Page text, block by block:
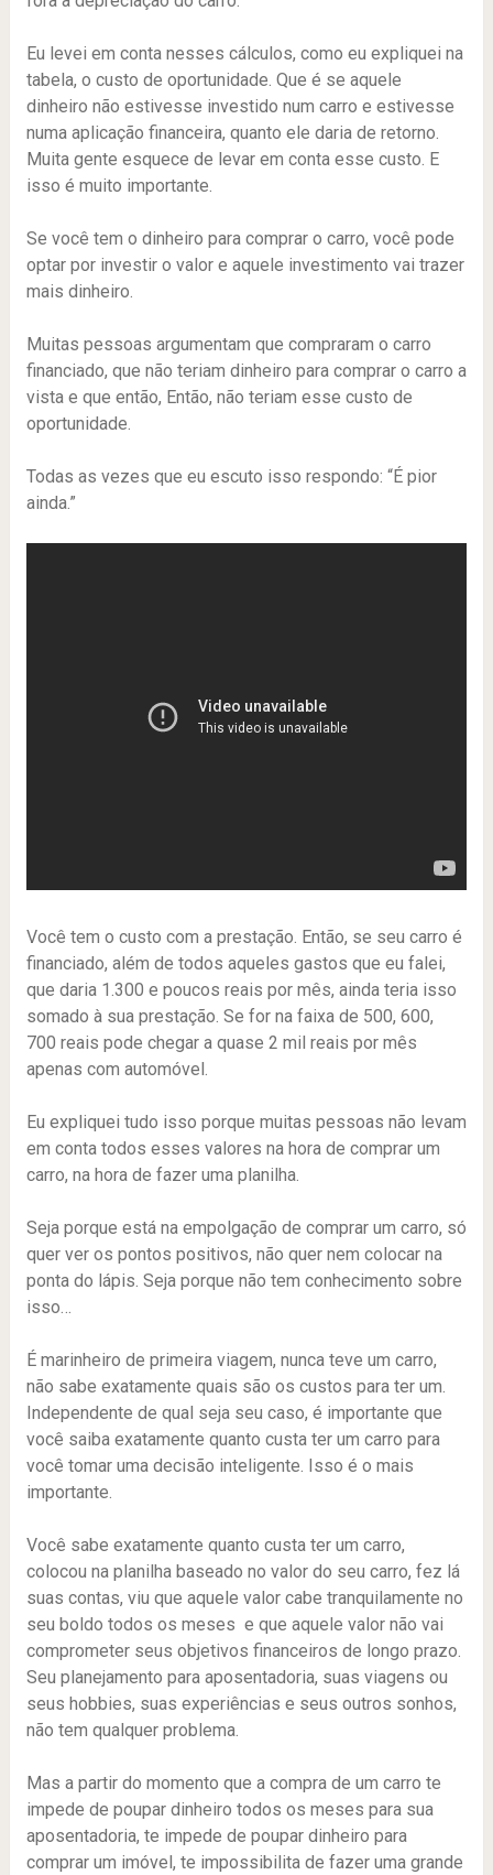
Eu levei em conta nesses cálculos, como eu expliquei na
tabela, o custo de oportunidade. Que é se aquele
dinheiro não estivesse investido num carro e estivesse
numa aplicação financeira, quanto ele daria de retorno.
Muita gente esquece de levar em conta esse custo. E
isso é muito importante.
Se você tem o dinheiro para comprar o carro, você pode
optar por investir o valor e aquele investimento vai trazer
mais dinheiro.
Muitas pessoas argumentam que compraram o carro
financiado, que não teriam dinheiro para comprar o carro a
vista e que então, Então, não teriam esse custo de
oportunidade.
Todas as vezes que eu escuto isso respondo: “É pior
ainda.”
Você tem o custo com a prestação. Então, se seu carro é
financiado, além de todos aqueles gastos que eu falei,
que daria 1.300 e poucos reais por mês, ainda teria isso
somado à sua prestação. Se for na faixa de 500, 600,
700 reais pode chegar a quase 2 mil reais por mês
apenas com automóvel.
Eu expliquei tudo isso porque muitas pessoas não levam
em conta todos esses valores na hora de comprar um
carro, na hora de fazer uma planilha.
Seja porque está na empolgação de comprar um carro, só
quer ver os pontos positivos, não quer nem colocar na
ponta do lápis. Seja porque não tem conhecimento sobre
isso…
É marinheiro de primeira viagem, nunca teve um carro,
não sabe exatamente quais são os custos para ter um.
Independente de qual seja seu caso, é importante que
você saiba exatamente quanto custa ter um carro para
você tomar uma decisão inteligente. Isso é o mais
importante.
Você sabe exatamente quanto custa ter um carro,
colocou na planilha baseado no valor do seu carro, fez lá
suas contas, viu que aquele valor cabe tranquilamente no
seu boldo todos os meses e que aquele valor não vai
comprometer seus objetivos financeiros de longo prazo.
Seu planejamento para aposentadoria, suas viagens ou
seus hobbies, suas experiências e seus outros sonhos,
não tem qualquer problema.
Mas a partir do momento que a compra de um carro te
impede de poupar dinheiro todos os meses para sua
aposentadoria, te impede de poupar dinheiro para
comprar um imóvel, te impossibilita de fazer uma grande